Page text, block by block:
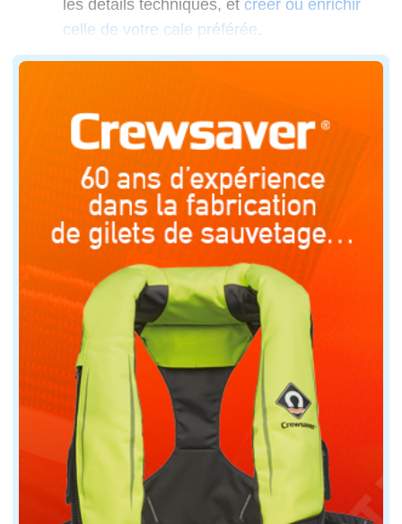
les détails techniques, et créer ou enrichir
celle de votre cale préférée.
Consultez les horaires de marée. Mieux vaut
Sur place, faites un tour à pied. Repérez si la
Posez-vous sur le parking afin de préparer le
Les petits voiliers sont plus faciles à mâter et
Dé-sanglez le bateau et retirez la plaque
Selon la configuration des lieux, il est
Préparez des pare-battage, une pagaie, des
Raccordez la nourrice, ouvrez le robinet de
Remontez vos bas de pantalon et chaussez
Reculez sur la cale en évitant d'immerger
Commencez à dérouler le câble du treuil.